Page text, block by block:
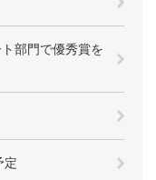
部門で優秀賞を
定